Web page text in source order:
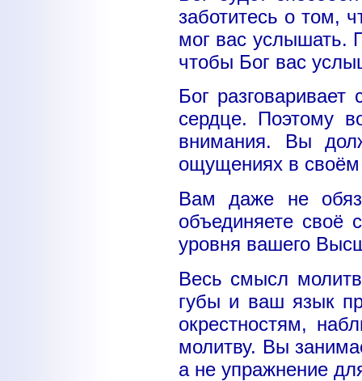
заботитесь о том,
мог вас услышать.
чтобы Бог вас
Бог
сердце. Поэтому
внимания. Вы
ощущениях в своём
Вам даже не
объединяете своё
уровня вашего
Весь смысл
губы и ваш язык
окрестностям,
молитву. Вы
а не упражнение